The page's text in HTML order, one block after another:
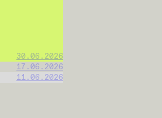
30.06.2026
17.06.2026
11.06.2026